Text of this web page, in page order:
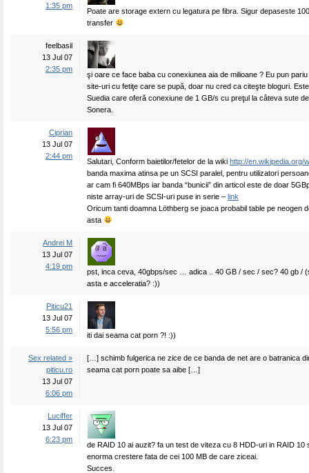
1:35 pm
Poate are storage extern cu legatura pe fibra. Sigur depaseste
transfer
feelbasil
13 Jul 07
2:35 pm
şi oare ce face baba cu conexiunea aia de milioane ? Eu pun
site-uri cu fetiţe care se pupă, doar nu cred ca citeşte bloguri.
Suedia care oferă conexiune de 1 GB/s cu preţul la câteva sute
Sonera.
Ciprian
13 Jul 07
2:44 pm
Salutari, Conform baietilor/fetelor de la wiki http://en.wikipedia.org/
banda maxima atinsa pe un SCSI paralel, pentru utilizatori
ar cam fi 640MBps iar banda “bunicii” din articol este de doar
niste array-uri de SCSI-uri puse in serie – link
Oricum tanti doamna Löthberg se joaca probabil table pe neogen
asta
Andrei M
13 Jul 07
4:19 pm
pst, inca ceva, 40gbps/sec … adica .. 40 GB / sec / sec? 40 gb /
asta e acceleratia? :))
Piticu21
13 Jul 07
5:56 pm
iti dai seama cat porn ?! :))
Sex related »
piticu.ro
13 Jul 07
6:06 pm
[…] schimb fulgerica ne zice de ce banda de net are o batranica
seama cat porn poate sa aibe […]
Luciffer
13 Jul 07
6:23 pm
de RAID 10 ai auzit? fa un test de viteza cu 8 HDD-uri in RAID 10
enorma crestere fata de cei 100 MB de care ziceai.
Succes.